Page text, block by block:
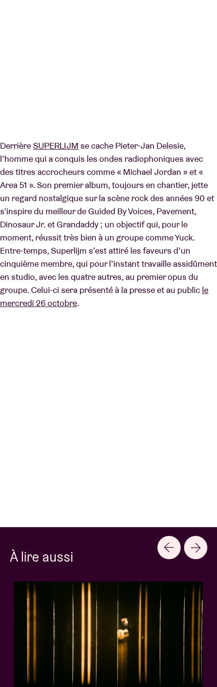
Derrière SUPERLIJM se cache Pieter-Jan Delesie,
l’homme qui a conquis les ondes radiophoniques avec
des titres accrocheurs comme « Michael Jordan » et «
Area 51 ». Son premier album, toujours en chantier, jette
un regard nostalgique sur la scène rock des années 90 et
s'inspire du meilleur de Guided By Voices, Pavement,
Dinosaur Jr. et Grandaddy ; un objectif qui, pour le
moment, réussit très bien à un groupe comme Yuck.
Entre-temps, Superlijm s’est attiré les faveurs d’un
cinquième membre, qui pour l’instant travaille assidûment
en studio, avec les quatre autres, au premier opus du
groupe. Celui-ci sera présenté à la presse et au public le
mercredi 26 octobre.
À lire aussi